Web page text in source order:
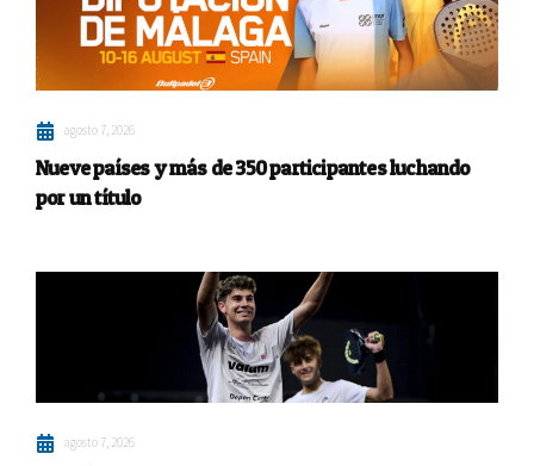
agosto 7, 2026
Nueve países y más de 350 participantes luchando
por un título
agosto 7, 2026